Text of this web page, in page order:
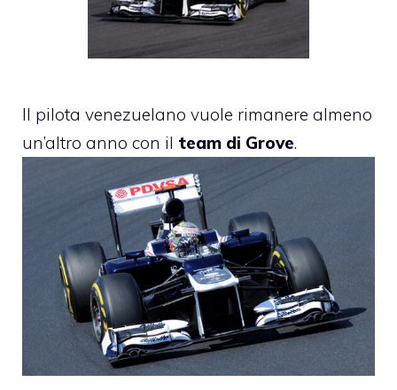
Il pilota venezuelano vuole rimanere almeno
un’altro anno con il team di Grove.